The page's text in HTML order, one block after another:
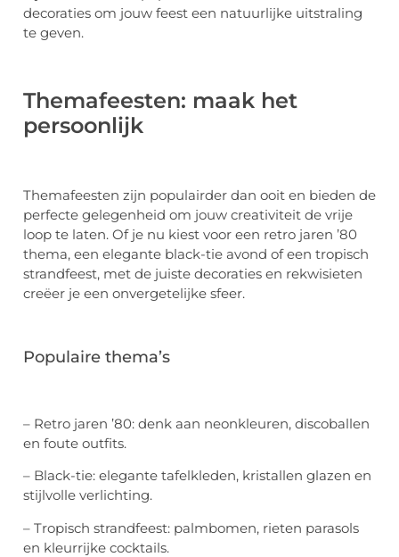
decoraties om jouw feest een natuurlijke uitstraling
te geven.
Themafeesten: maak het
persoonlijk
Themafeesten zijn populairder dan ooit en bieden de
perfecte gelegenheid om jouw creativiteit de vrije
loop te laten. Of je nu kiest voor een retro jaren ’80
thema, een elegante black-tie avond of een tropisch
strandfeest, met de juiste decoraties en rekwisieten
creëer je een onvergetelijke sfeer.
Populaire thema’s
– Retro jaren ’80: denk aan neonkleuren, discoballen
en foute outfits.
– Black-tie: elegante tafelkleden, kristallen glazen en
stijlvolle verlichting.
– Tropisch strandfeest: palmbomen, rieten parasols
en kleurrijke cocktails.